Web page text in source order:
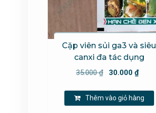
Cặp viên sủi ga3 và siêu
canxi đa tác dụng
35.000₫
Giá
là:
35.000 ₫.
30.000 ₫
tại
là:
Thêm vào giỏ hàng